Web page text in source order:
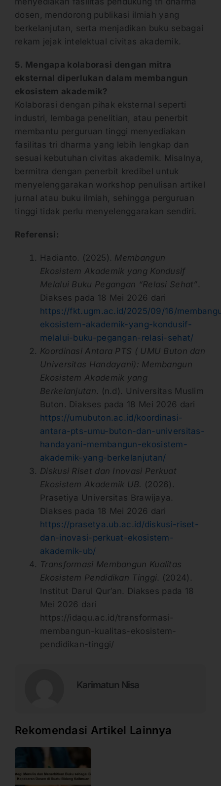
dosen, mendorong publikasi ilmiah yang
berkelanjutan, serta menjadikan buku sebagai
rekam jejak intelektual civitas akademik.
5. Mengapa kolaborasi dengan mitra
eksternal diperlukan dalam membangun
ekosistem akademik?
Kolaborasi dengan pihak eksternal seperti
industri, lembaga penelitian, atau penerbit
membantu perguruan tinggi menyediakan
fasilitas tri dharma yang lebih lengkap dan
sesuai kebutuhan civitas akademik. Misalnya,
bermitra dengan penerbit kredibel untuk
menyelenggarakan workshop penulisan artikel
jurnal atau buku ilmiah, sehingga perguruan
tinggi tidak perlu menyelenggarakan sendiri.
Referensi:
Hadianto. (2025). Membangun
Ekosistem Akademik yang Kondusif
Melalui Buku Pegangan “Relasi Sehat”.
Diakses pada 18 Mei 2026 dari
https://fkt.ugm.ac.id/2025/09/16/
ekosistem-akademik-yang-kondusif-
melalui-buku-pegangan-relasi-sehat/
Koordinasi Antara PTS ( UMU Buton dan
Universitas Handayani): Membangun
Ekosistem Akademik yang
Berkelanjutan. (n.d). Universitas Muslim
Buton. Diakses pada 18 Mei 2026 dari
https://umubuton.ac.id/koordinasi-
antara-pts-umu-buton-dan-universitas-
handayani-membangun-ekosistem-
akademik-yang-berkelanjutan/
Diskusi Riset dan Inovasi Perkuat
Ekosistem Akademik UB. (2026).
Prasetiya Universitas Brawijaya.
Diakses pada 18 Mei 2026 dari
https://prasetya.ub.ac.id/diskusi-riset-
dan-inovasi-perkuat-ekosistem-
akademik-ub/
Transformasi Membangun Kualitas
Ekosistem Pendidikan Tinggi. (2024).
Institut Darul Qur’an. Diakses pada 18
Mei 2026 dari
https://idaqu.ac.id/transformasi-
membangun-kualitas-ekosistem-
pendidikan-tinggi/
Karimatun Nisa
Rekomendasi Artikel Lainnya